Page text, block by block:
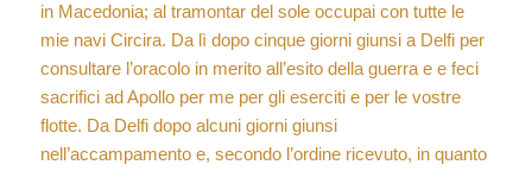
in Macedonia; al tramontar del sole occupai con tutte le
mie navi Circira. Da lì dopo cinque giorni giunsi a Delfi per
consultare l’oracolo in merito all’esito della guerra e e feci
sacrifici ad Apollo per me per gli eserciti e per le vostre
flotte. Da Delfi dopo alcuni giorni giunsi
nell’accampamento e, secondo l’ordine ricevuto, in quanto